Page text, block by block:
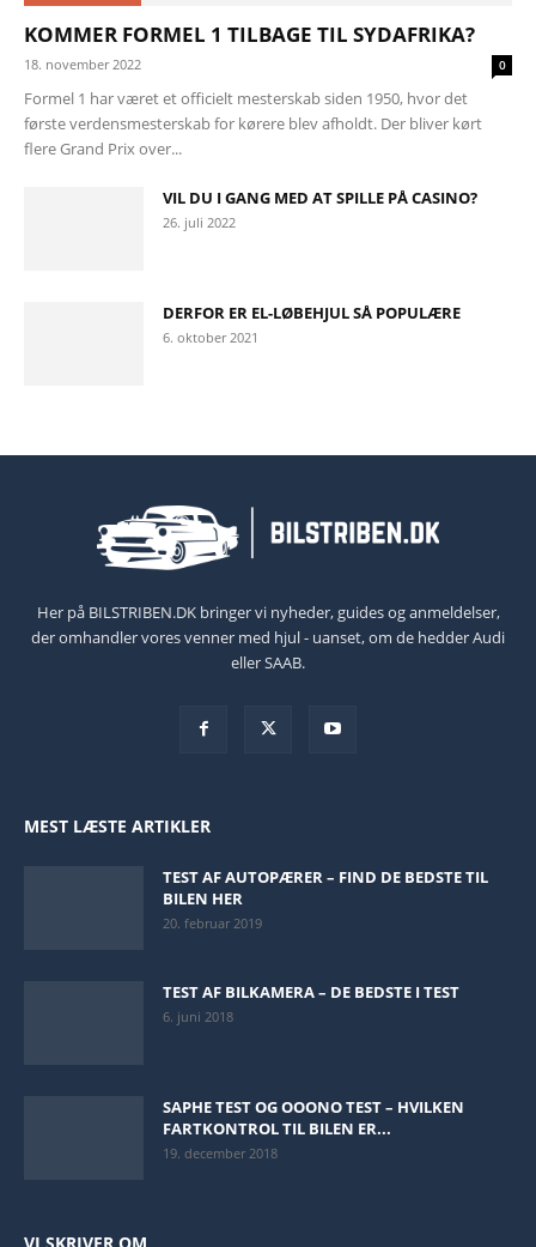
KOMMER FORMEL 1 TILBAGE TIL SYDAFRIKA?
18. november 2022 0
Formel 1 har været et officielt mesterskab siden 1950, hvor det
første verdensmesterskab for kørere blev afholdt. Der bliver kørt
flere Grand Prix over...
VIL DU I GANG MED AT SPILLE PÅ CASINO?
26. juli 2022
DERFOR ER EL-LØBEHJUL SÅ POPULÆRE
6. oktober 2021
Her på BILSTRIBEN.DK bringer vi nyheder, guides og anmeldelser,
der omhandler vores venner med hjul - uanset, om de hedder Audi
eller SAAB.
MEST LÆSTE ARTIKLER
TEST AF AUTOPÆRER – FIND DE BEDSTE TIL
BILEN HER
20. februar 2019
TEST AF BILKAMERA – DE BEDSTE I TEST
6. juni 2018
SAPHE TEST OG OOONO TEST – HVILKEN
FARTKONTROL TIL BILEN ER...
19. december 2018